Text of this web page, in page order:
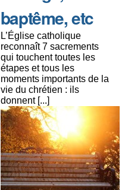
baptême, etc
L’Église catholique
reconnaît 7 sacrements
qui touchent toutes les
étapes et tous les
moments importants de la
vie du chrétien : ils
donnent [...]